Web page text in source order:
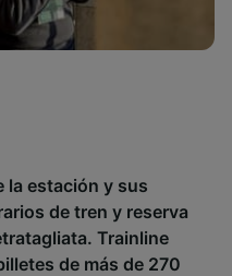
la estación y sus
de tren y reserva
Trainline
de más de 270